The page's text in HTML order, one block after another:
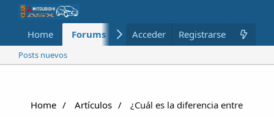
Home Forums Nuevo Miembros
Acceder Registrarse
Posts nuevos
Home Artículos ¿Cuál es la diferencia entre